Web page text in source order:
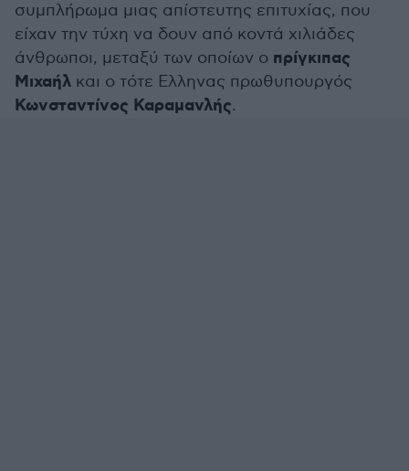
συμπλήρωμα μιας απίστευτης επιτυχίας, που
είχαν την τύχη να δουν από κοντά χιλιάδες
άνθρωποι, μεταξύ των οποίων ο πρίγκιπας
Μιχαήλ και ο τότε Ελληνας πρωθυπουργός
Κωνσταντίνος Καραμανλής.